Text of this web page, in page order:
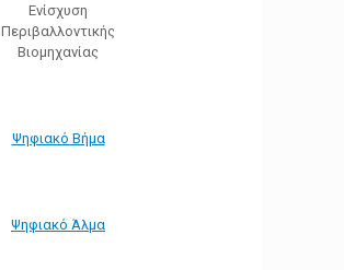
Ενίσχυση
Περιβαλλοντικής
Βιομηχανίας
Ψηφιακό Βήμα
Ψηφιακό Άλμα